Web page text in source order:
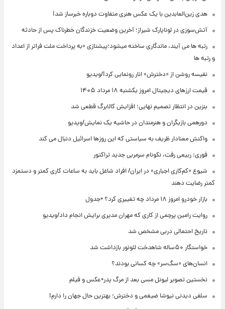
هدی زین‌العابدین با یک عکس هنری متفاوت دوباره خبرساز شد!
آتش‌سوزی در لوناپارک شیراز؛ آخرین وضعیت خزندگان خطرناک پس از حادثه
رتبه ها می آیند، ماندگاری ساخته میشود؛پیشتازی «به پرداخت ملت فراتر از اعداد
و رتبه ها
نفیسه روشن از «دخترش» انار رونمایی کرد!/ویدیو
قیمت ارزهای دیجیتال امروز یکشنبه ۱۸ مرداد ۱۴۰۵
بنزین در انتظار تصمیم نهایی؛ افزایش کالابرگ قطعی شد
دورهمی بازیگران و هنرمندان در حاشیه یک نمایش/ویدیو
واکنش معنادار ظریف به سیاستی که این روزها اسرائیل دنبال می کند
فوری: ربیعی رفت، نکونام سرمربی جدید تراکتور
شیوع «کم‌کاری اجباری» در ایران/ افراد شاغل باید به ساعات کاری کمتر و دستمزد
کمتر رضایت دهند
بازار خودرو امروز ۱۸ مرداد چه تغییری کرد؟ +جدول
روایت رامین پرچمی از کاری که مهران مدیری برایش انجام داد/ویدیو
تاریخ احتمالی دربی مشخص شد
خواستگار ۵۰ساله شاهدخت لئونور بازداشت شد
انسان‌های «سگ‌سر» چه کسانی بودند؟
نخستین تصویر لیونل مسی بعد از مرگ پدر+عکس و فیلم
سلفی دیدنی نیوشا ضیغمی و دخترش؛ بهترین حال جهان را دارم!